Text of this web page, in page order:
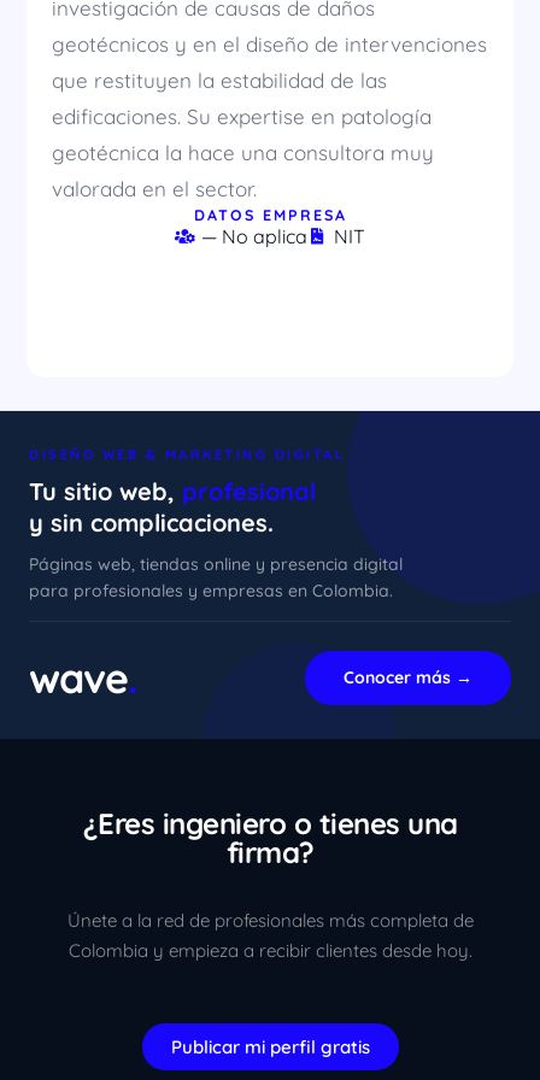
investigación de causas de daños
geotécnicos y en el diseño de intervenciones
que restituyen la estabilidad de las
edificaciones. Su expertise en patología
geotécnica la hace una consultora muy
valorada en el sector.
DATOS EMPRESA
— No aplica NIT
DISEÑO WEB & MARKETING DIGITAL
Tu sitio web, profesional
y sin complicaciones.
Páginas web, tiendas online y presencia digital
para profesionales y empresas en Colombia.
wave. Conocer más →
¿Eres ingeniero o tienes una
firma?
Únete a la red de profesionales más completa de
Colombia y empieza a recibir clientes desde hoy.
Publicar mi perfil gratis
xImenA